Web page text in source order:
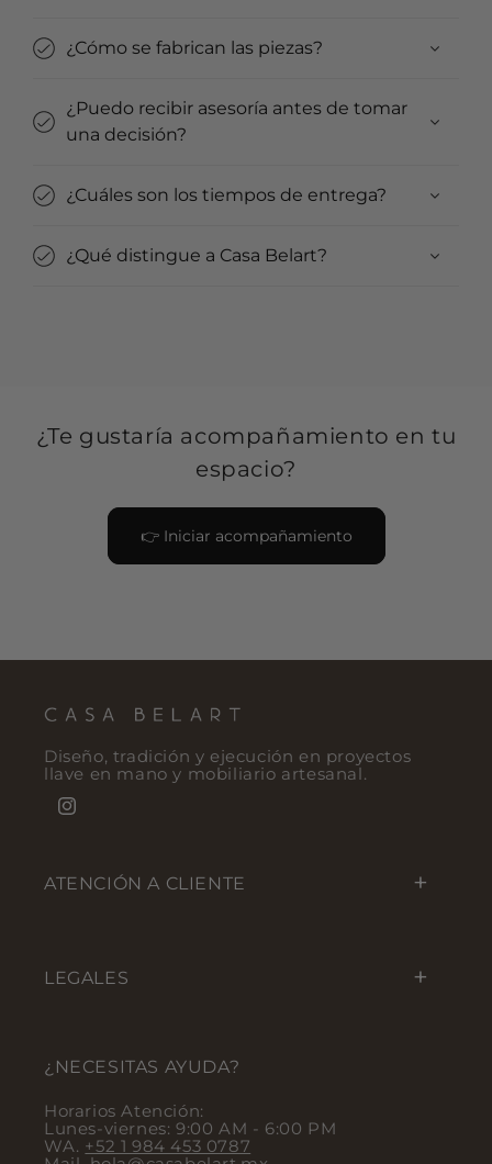
¿Cómo se fabrican las piezas?
¿Puedo recibir asesoría antes de tomar
una decisión?
¿Cuáles son los tiempos de entrega?
¿Qué distingue a Casa Belart?
¿Te gustaría acompañamiento en tu
espacio?
👉 Iniciar acompañamiento
Diseño, tradición y ejecución en proyectos
llave en mano y mobiliario artesanal.
Instagram
ATENCIÓN A CLIENTE
LEGALES
¿NECESITAS AYUDA?
Horarios Atención:
Lunes-viernes: 9:00 AM - 6:00 PM
WA. +52 1 984 453 0787